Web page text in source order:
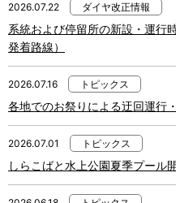
2026.07.22 ダイヤ改正情報
系統および停留所の新設・運行
発着路線）
2026.07.16 トピックス
各地でのお祭りによる迂回運行
2026.07.01 トピックス
しらこばと水上公園夏季プール